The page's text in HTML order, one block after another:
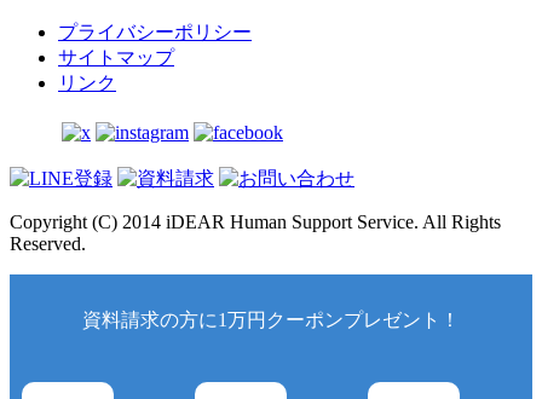
プライバシーポリシー
サイトマップ
リンク
Copyright (C) 2014 iDEAR Human Support Service. All Rights
Reserved.
資料請求の方に1万円クーポンプレゼント！